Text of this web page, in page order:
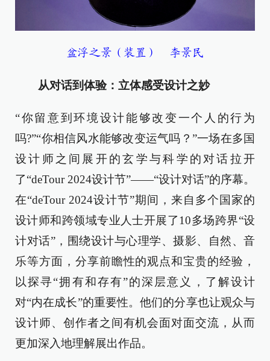
盆浮之景（装置） 李景民
从对话到体验：立体感受设计之妙
“你留意到环境设计能够改变一个人的行为
吗?”“你相信风水能够改变运气吗？”一场在多国
设计师之间展开的玄学与科学的对话拉开
了“deTour 2024设计节”——“设计对话”的序幕。
在“deTour 2024设计节”期间，来自多个国家的
设计师和跨领域专业人士开展了10多场跨界“设
计对话”，围绕设计与心理学、摄影、自然、音
乐等方面，分享前瞻性的观点和宝贵的经验，
以探寻“拥有和存有”的深层意义，了解设计
对“内在成长”的重要性。他们的分享也让观众与
设计师、创作者之间有机会面对面交流，从而
更加深入地理解展出作品。